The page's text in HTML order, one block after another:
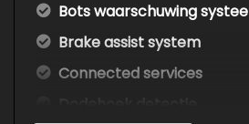
Bots waarschuwing
Brake assist system
Connected services